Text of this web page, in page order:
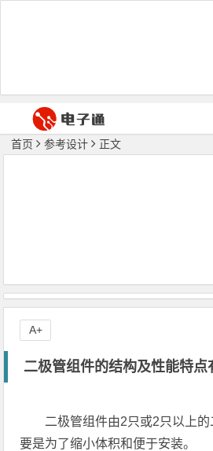
首页 参考设计 正文
二极管组件的结构及性能特点
二极管组件由2只或2只以上
要是为了缩小体积和便于安装。
A+